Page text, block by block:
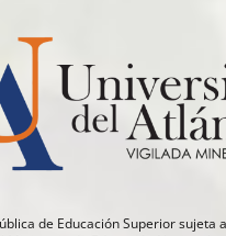
de Educación Superior sujeta